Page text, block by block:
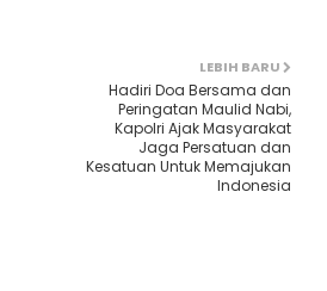
LEBIH BARU
Hadiri Doa Bersama dan
Peringatan Maulid Nabi,
Kapolri Ajak Masyarakat
Jaga Persatuan dan
Kesatuan Untuk Memajukan
Indonesia